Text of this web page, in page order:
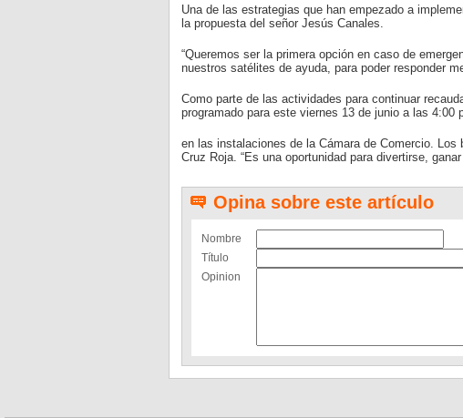
Una de las estrategias que han empezado a
la propuesta del señor Jesús Canales.
“Queremos ser la primera opción en caso de
nuestros satélites de ayuda, para poder responder
Como parte de las actividades para continuar
programado para este viernes 13 de junio a las 4:00
en las instalaciones de la Cámara de Comercio.
Cruz Roja. “Es una oportunidad para divertirse,
Opina sobre este artículo
Nombre
Título
Opinion